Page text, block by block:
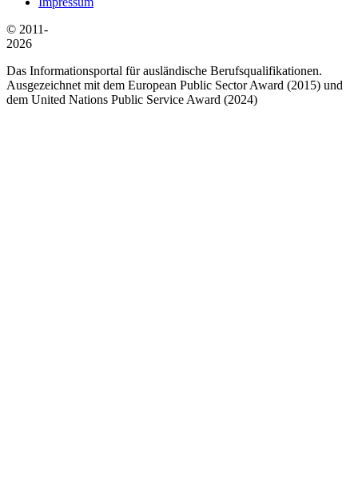
© 2011-
2026
Das Informationsportal für ausländische Berufsqualifikationen.
Ausgezeichnet mit dem European Public Sector Award (2015) und
dem United Nations Public Service Award (2024)